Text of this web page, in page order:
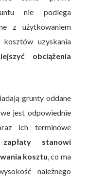
nie podlega
z użytkowaniem
uzyskania
obciążenia
grunty oddane
jest odpowiednie
ich terminowe
stanowi
kosztu , co ma
należnego